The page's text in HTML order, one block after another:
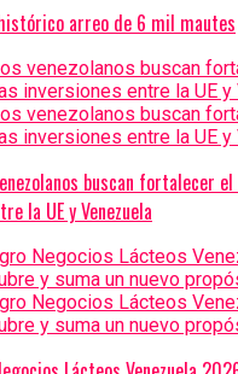
arreo de 6 mil mautes
buscan fortalecer
la UE y Venezuela